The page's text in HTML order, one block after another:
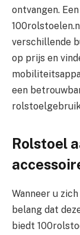
ontvangen.
verschillende
op prijs en
een
Rolstoel
Wanneer u
belang dat
biedt